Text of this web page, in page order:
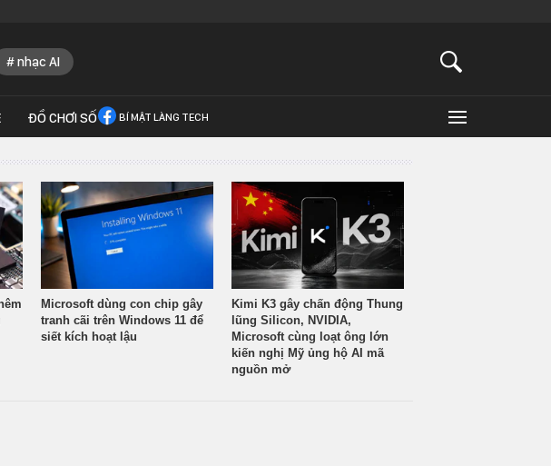
nhạc AI
ĐỒ CHƠI SỐ BÍ MẬT LÀNG TECH
Microsoft dùng con chip gây
tranh cãi trên Windows 11 để
siết kích hoạt lậu
Kimi K3 gây chấn động Thung
lũng Silicon, NVIDIA,
Microsoft cùng loạt ông lớn
kiến nghị Mỹ ủng hộ AI mã
nguồn mở